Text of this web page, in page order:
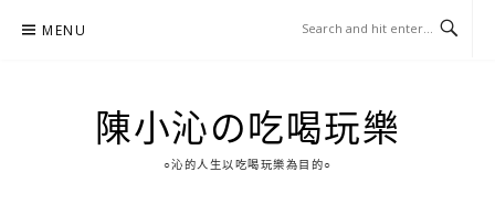
MENU
陳小沁の吃喝玩樂
○沁的人生以吃喝玩樂為目的○